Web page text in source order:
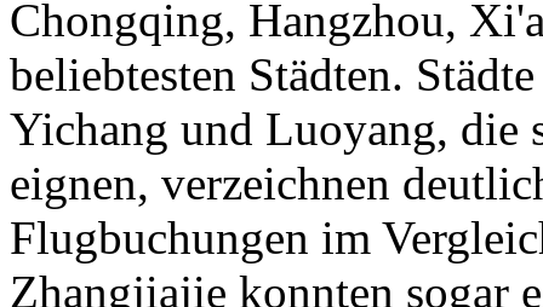
Chongqing, Hangzhou,
beliebtesten Städten.
Yichang und Luoyang, die
eignen, verzeichnen
Flugbuchungen im
Zhangjiajie konnten sogar